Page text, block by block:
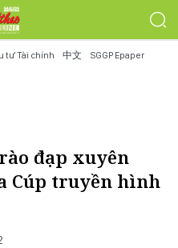
tư Tài chính 中文 SGGP Epaper
đạp xuyên
Cúp truyền hình